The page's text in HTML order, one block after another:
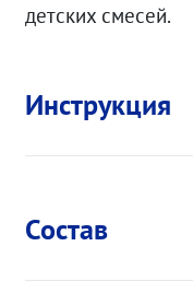
детских смесей.
Инструкция
Состав